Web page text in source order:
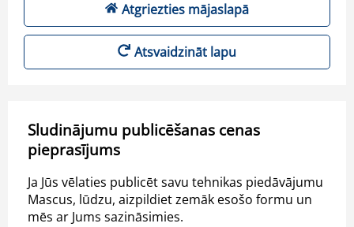
Atgriezties mājaslapā
Atsvaidzināt lapu
Sludinājumu publicēšanas cenas
pieprasījums
Ja Jūs vēlaties publicēt savu tehnikas piedāvājumu
Mascus, lūdzu, aizpildiet zemāk esošo formu un
mēs ar Jums sazināsimies.